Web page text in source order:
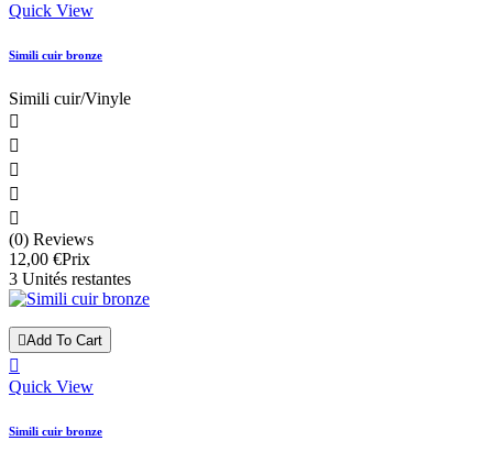
Quick View
Simili cuir bronze
Simili cuir/Vinyle





(0) Reviews
12,00 €Prix
3 Unités restantes
Add To Cart

Quick View
Simili cuir bronze